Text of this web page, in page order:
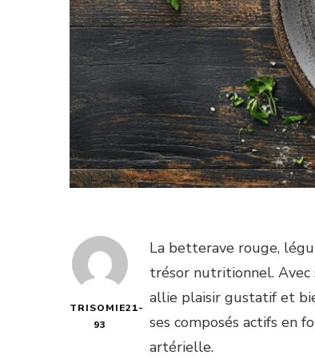
TRISOMIE21-
93
La betterave rouge,
trésor nutritionnel.
allie plaisir gustatif et
ses composés actifs en
artérielle.